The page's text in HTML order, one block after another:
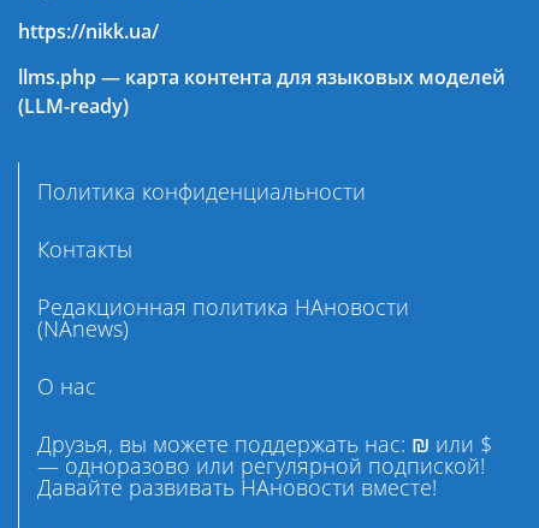
https://nikk.ua/
llms.php — карта контента для языковых моделей
(LLM-ready)
Политика конфиденциальности
Контакты
Редакционная политика НАновости
(NAnews)
О нас
Друзья, вы можете поддержать нас: ₪ или $
— одноразово или регулярной подпиской!
Давайте развивать НАновости вместе!